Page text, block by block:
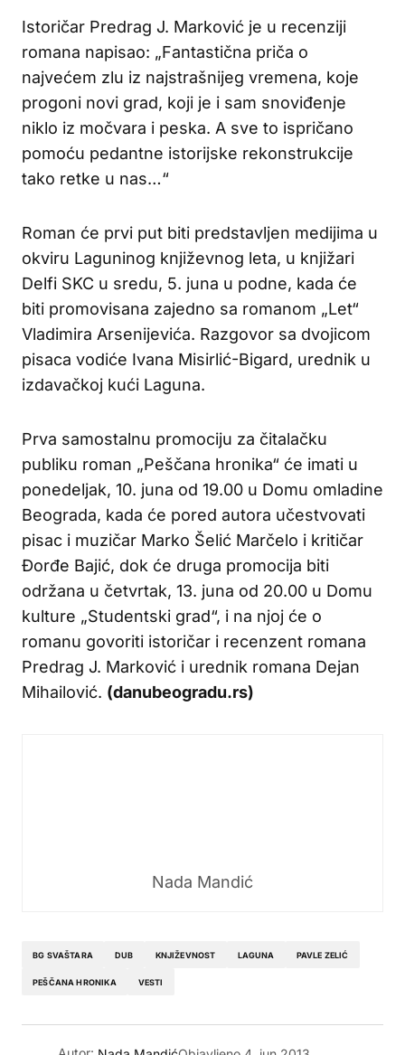
Istoričar Predrag J. Marković je u recenziji
romana napisao: „Fantastična priča o
najvećem zlu iz najstrašnijeg vremena, koje
progoni novi grad, koji je i sam snoviđenje
niklo iz močvara i peska. A sve to ispričano
pomoću pedantne istorijske rekonstrukcije
tako retke u nas…“
Roman će prvi put biti predstavljen medijima u
okviru Laguninog književnog leta, u knjižari
Delfi SKC u sredu, 5. juna u podne, kada će
biti promovisana zajedno sa romanom „Let“
Vladimira Arsenijevića. Razgovor sa dvojicom
pisaca vodiće Ivana Misirlić-Bigard, urednik u
izdavačkoj kući Laguna.
Prva samostalnu promociju za čitalačku
publiku roman „Peščana hronika“ će imati u
ponedeljak, 10. juna od 19.00 u Domu omladine
Beograda, kada će pored autora učestvovati
pisac i muzičar Marko Šelić Marčelo i kritičar
Đorđe Bajić, dok će druga promocija biti
održana u četvrtak, 13. juna od 20.00 u Domu
kulture „Studentski grad“, i na njoj će o
romanu govoriti istoričar i recenzent romana
Predrag J. Marković i urednik romana Dejan
Mihailović. (danubeogradu.rs)
Nada Mandić
BG SVAŠTARA DUB KNJIŽEVNOST LAGUNA PAVLE ZELIĆ
PEŠČANA HRONIKA VESTI